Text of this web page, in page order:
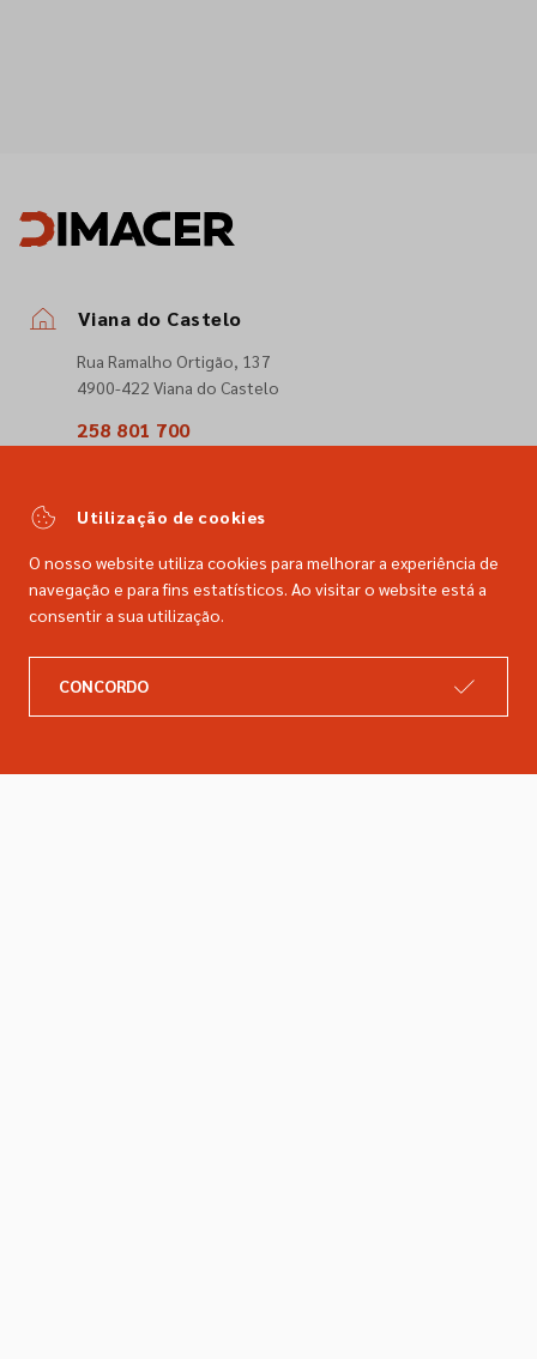
Viana do Castelo
Rua Ramalho Ortigão, 137
4900-422 Viana do Castelo
258 801 700
comercial@dimacer.com
Catálogo
Utilização de cookies
O nosso website utiliza cookies para melhorar a experiência de
navegação e para fins estatísticos. Ao visitar o website está a
consentir a sua utilização.
CONCORDO